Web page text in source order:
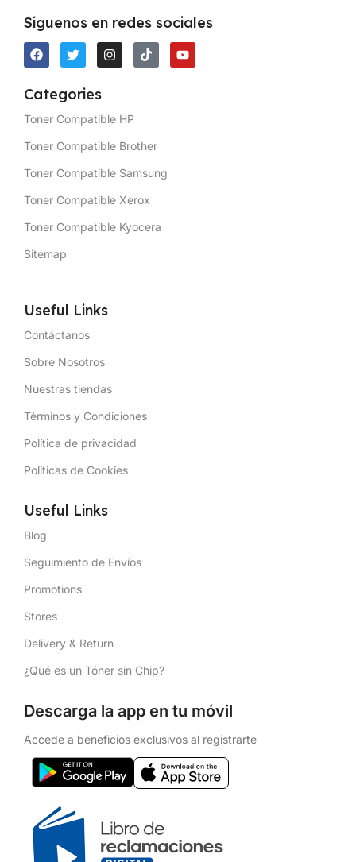
Síguenos en redes sociales
Categories
Toner Compatible HP
Toner Compatible Brother
Toner Compatible Samsung
Toner Compatible Xerox
Toner Compatible Kyocera
Sitemap
Useful Links
Contáctanos
Sobre Nosotros
Nuestras tiendas
Términos y Condiciones
Política de privacidad
Políticas de Cookies
Useful Links
Blog
Seguimiento de Envíos
Promotions
Stores
Delivery & Return
¿Qué es un Tóner sin Chip?
Descarga la app en tu móvil
Accede a beneficios exclusivos al registrarte